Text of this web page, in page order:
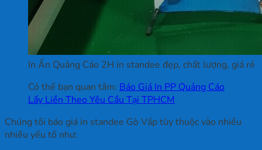
In Ấn Quảng Cáo 2H in standee đẹp, chất lượng, giá rẻ
Có thể bạn quan tâm: Báo Giá In PP Quảng Cáo
Lấy Liền Theo Yêu Cầu Tại TPHCM
Chúng tôi báo giá in standee Gò Vấp tùy thuộc vào nhiều
nhiều yếu tố như: